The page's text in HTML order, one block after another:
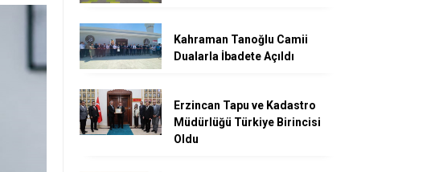
Kahraman Tanoğlu Camii
Dualarla İbadete Açıldı
Erzincan Tapu ve Kadastro
Müdürlüğü Türkiye Birincisi
Oldu